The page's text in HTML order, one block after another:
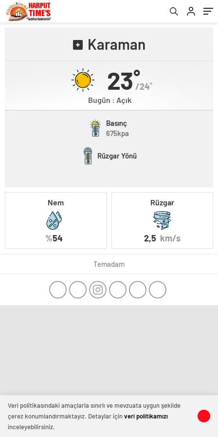
Karaman
23˚/24˚
Bugün : Açık
Basınç
675kpa
Rüzgar Yönü
Nem
%54
Rüzgar
2,5 km/s
Temadam
Veri politikasındaki amaçlarla sınırlı ve mevzuata uygun şekilde
çerez konumlandırmaktayız. Detaylar içinveri politikamızı
inceleyebilirsiniz.